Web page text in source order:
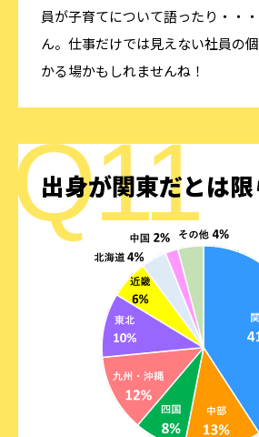
員が子育てについて語ったり・・
ん。仕事だけでは見えない社員の
かる場かもしれませんね！
出身が関東だとは